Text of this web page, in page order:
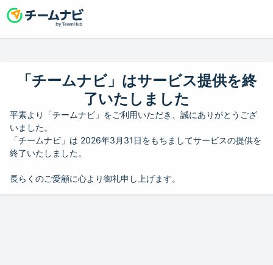
「チームナビ」はサービス提供を終
了いたしました
平素より「チームナビ」をご利用いただき、誠にありがとうござ
いました。
「チームナビ」は 2026年3月31日をもちましてサービスの提供を
終了いたしました。
長らくのご愛顧に心より御礼申し上げます。